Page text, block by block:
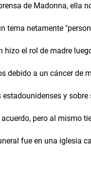
de Madonna, ella
tema netamente
el rol de madre
debido a un cáncer de
y sobre
pero al mismo
fue en una iglesia